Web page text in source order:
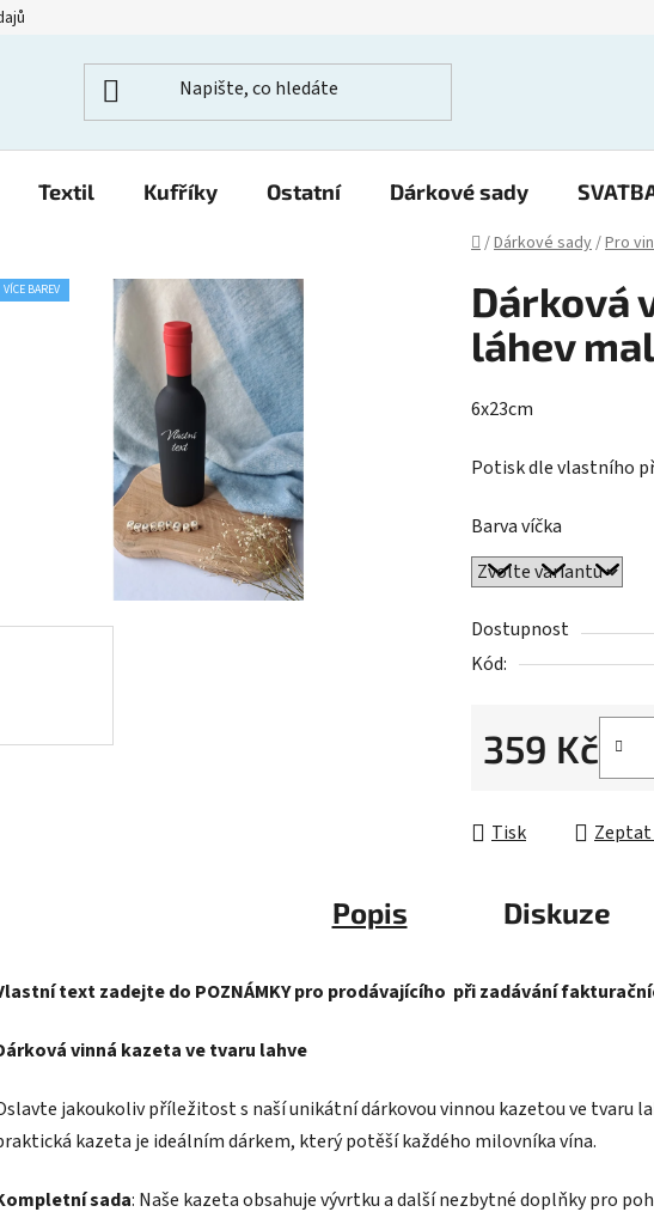
Textil Kufříky Ostatní Dárkové sady
Domů
/Dárkové sady/Pro
Dárková
láhev
6x23cm
Potisk dle vlastního
Barva víčka
Dostupnost
Kód:
359 Kč
Tisk Zeptat
VÍCE BAREV
Popis Diskuze
text zadejte do POZNÁMKY pro prodávajícího při zadávání
vinná kazeta ve tvaru lahve
jakoukoliv příležitost s naší unikátní dárkovou vinnou kazetou ve tvaru
kazeta je ideálním dárkem, který potěší každého milovníka vína.
sada: Naše kazeta obsahuje vývrtku a další nezbytné doplňky pro